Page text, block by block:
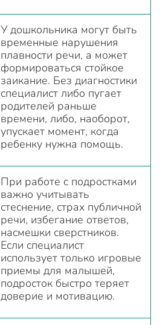
У дошкольника могут быть
временные нарушения
плавности речи, а может
формироваться стойкое
заикание. Без диагностики
специалист либо пугает
родителей раньше
времени, либо, наоборот,
упускает момент, когда
ребенку нужна помощь.
При работе с подростками
важно учитывать
стеснение, страх публичной
речи, избегание ответов,
насмешки сверстников.
Если специалист
использует только игровые
приемы для малышей,
подросток быстро теряет
доверие и мотивацию.